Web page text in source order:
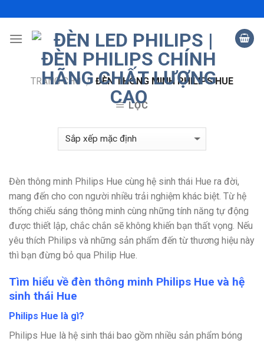
to
content
TRANG CHỦ / ĐÈN THÔNG MINH PHILIPS HUE
LỌC
Đèn thông minh Philips Hue cùng hệ sinh thái Hue ra đời,
mang đến cho con người nhiều trải nghiệm khác biệt. Từ hệ
thống chiếu sáng thông minh cùng những tính năng tự động
được thiết lập, chắc chắn sẽ không khiến bạn thất vọng. Nếu
yêu thích Philips và những sản phẩm đến từ thương hiệu này
thì bạn đừng bỏ qua Philip Hue.
Tìm hiểu về đèn thông minh Philips Hue và hệ
sinh thái Hue
Philips Hue là gì?
Philips Hue là hệ sinh thái bao gồm nhiều sản phẩm bóng